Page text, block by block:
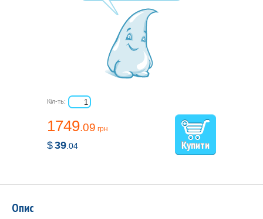
1749.09 грн
$39 .04
Кіл-ть:
Опис